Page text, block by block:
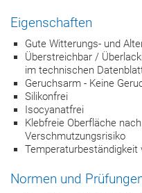
Eigenschaften
Gute Witterungs- und
Überstreichbar /
im technischen
Geruchsarm - Keine
Silikonfrei
Isocyanatfrei
Klebfreie Oberfläche
Verschmutzungsrisiko
Temperaturbeständigkeit
Normen und